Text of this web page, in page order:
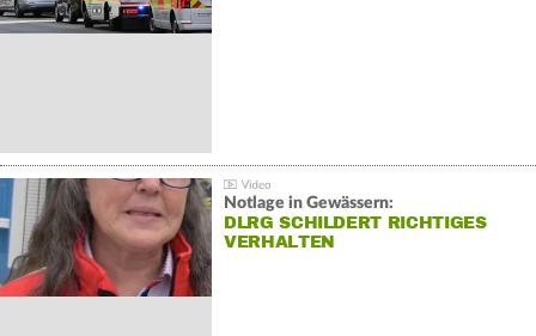
Notlage in Gewässern:
DLRG SCHILDERT RICHTIGES
VERHALTEN